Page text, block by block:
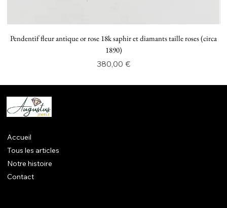
Pendentif fleur antique or rose 18k saphir et diamants taille roses (circa
1890)
Prix
380,00 €
Accueil
Tous les articles
Notre histoire
Contact